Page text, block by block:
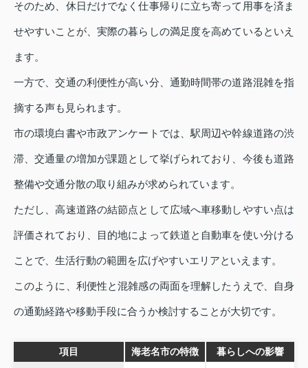
そのため、休日だけでなく仕事帰りに立ち寄って用事を済ま
せやすいことが、実際の暮らしの満足度を高めているといえ
ます。
一方で、交通の利便性が高い分、通勤時間帯の道路混雑を指
摘する声も見られます。
市の環境白書や市政アンケートでは、駅周辺や幹線道路の渋
滞、交通量の増加が課題として挙げられており、今後も道路
整備や交通分散の取り組みが求められています。
ただし、高速道路の結節点として広域へ車移動しやすい点は
評価されており、目的地によって鉄道と自動車を使い分ける
ことで、生活行動の範囲を広げやすいエリアといえます。
このように、利便性と混雑感の両面を理解したうえで、自身
の通勤経路や移動手段に合うか検討することが大切です。
項目 海老名市の特徴 暮らしへの影響